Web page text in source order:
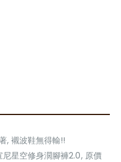
, 襯波鞋無得輸!!
尼星空修身濶腳褲2.0, 原價